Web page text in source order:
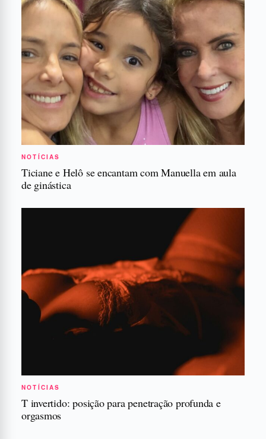
NOTÍCIAS
Ticiane e Helô se encantam com Manuella em aula
de ginástica
NOTÍCIAS
T invertido: posição para penetração profunda e
orgasmos